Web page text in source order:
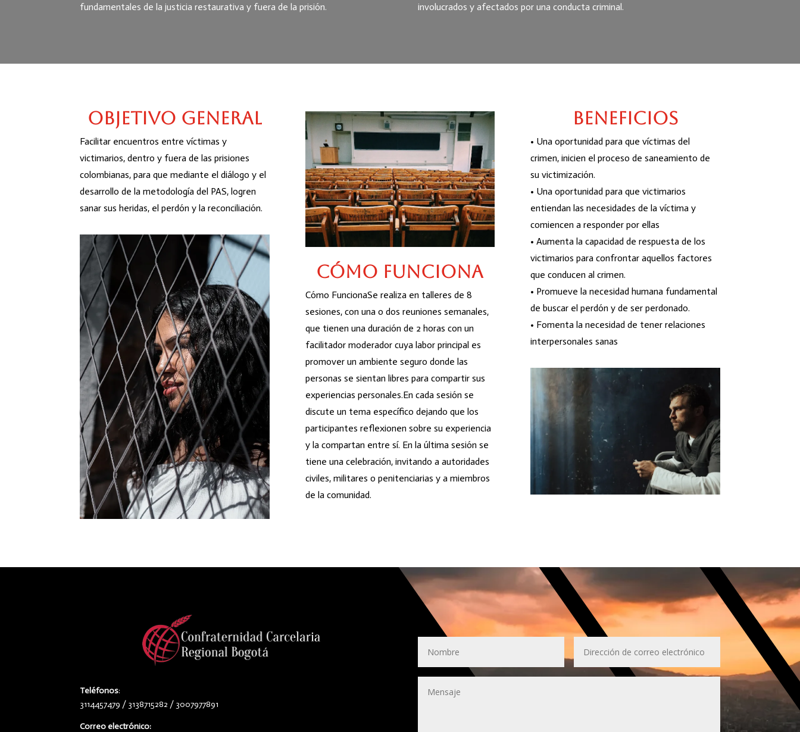
fundamentales de la justicia restaurativa y fuera de la prisión.
involucrados y afectados por una conducta criminal.
Objetivo general
Facilitar encuentros entre víctimas y
victimarios, dentro y fuera de las prisiones
colombianas, para que mediante el diálogo y el
desarrollo de la metodología del PAS, logren
sanar sus heridas, el perdón y la reconciliación.
Cómo funciona
Cómo FuncionaSe realiza en talleres de 8
sesiones, con una o dos reuniones semanales,
que tienen una duración de 2 horas con un
facilitador moderador cuya labor principal es
promover un ambiente seguro donde las
personas se sientan libres para compartir sus
experiencias personales.En cada sesión se
discute un tema específico dejando que los
participantes reflexionen sobre su experiencia
y la compartan entre sí. En la última sesión se
tiene una celebración, invitando a autoridades
civiles, militares o penitenciarias y a miembros
de la comunidad.
Beneficios
• Una oportunidad para que víctimas del
crimen, inicien el proceso de saneamiento de
su victimización.
• Una oportunidad para que victimarios
entiendan las necesidades de la víctima y
comiencen a responder por ellas
• Aumenta la capacidad de respuesta de los
victimarios para confrontar aquellos factores
que conducen al crimen.
• Promueve la necesidad humana fundamental
de buscar el perdón y de ser perdonado.
• Fomenta la necesidad de tener relaciones
interpersonales sanas
Teléfonos:
3114457479 / 3138715282 / 3007977891
Correo electrónico: